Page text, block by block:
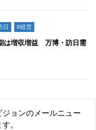
日 #経営
は増収増益 万博・訪日需
ョンのメールニュー
。